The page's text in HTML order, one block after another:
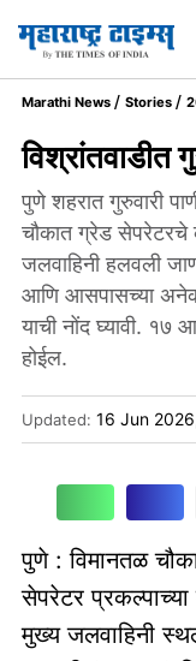
Marathi News Stories
विश्रांतवाडीत
पुणे शहरात गुरुवारी
चौकात ग्रेड सेपरेटरचे
जलवाहिनी हलवली
आणि आसपासच्या अनेक
याची नोंद घ्यावी. १७
होईल.
Updated: 16 Jun
पुणे : विमानतळ
सेपरेटर प्रकल्पाच्या
मुख्य जलवाहिनी